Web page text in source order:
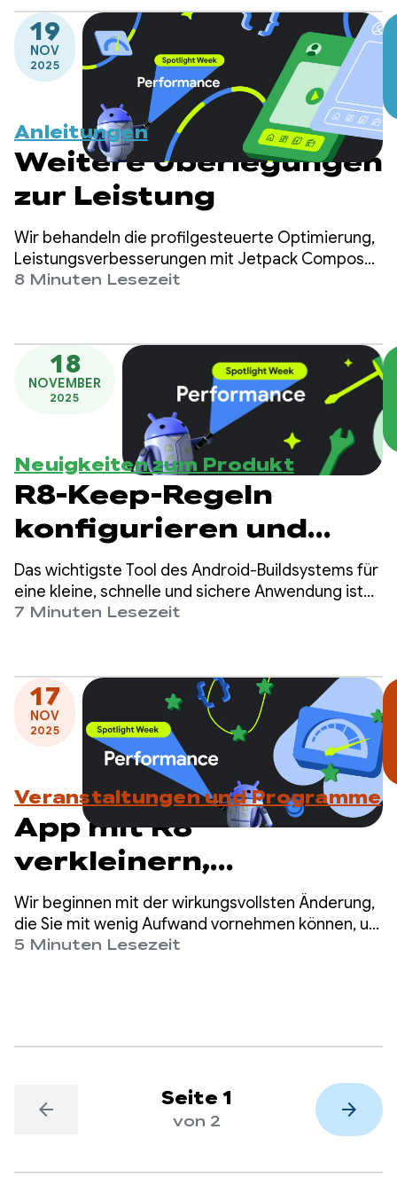
haben wir die Tools mit geringem Aufwand und
großer Wirkung behandelt, die Sie zum Entwickeln
einer leistungsstarken App benötigen.
19
NOV
2025
Anleitungen
Weitere Überlegungen
zur Leistung
Wir behandeln die profilgesteuerte Optimierung,
Leistungsverbesserungen mit Jetpack Compose
und Überlegungen zur Arbeit hinter den Kulissen.
8 Minuten Lesezeit
18
NOVEMBER
2025
Neuigkeiten zum Produkt
R8-Keep-Regeln
konfigurieren und
Fehler beheben
Das wichtigste Tool des Android-Buildsystems für
eine kleine, schnelle und sichere Anwendung ist
der R8-Optimierer. Dieser Compiler entfernt nicht
optimiert die App.
7 Minuten Lesezeit
17
NOV
2025
Veranstaltungen und Programme
App mit R8
verkleinern,
optimieren und
beschleunigen
Wir beginnen mit der wirkungsvollsten Änderung,
die Sie mit wenig Aufwand vornehmen können, um
die Leistung Ihrer App zu verbessern: Aktivieren
5 Minuten Lesezeit
arrow_back Seite 1
von 2 arrow_forward